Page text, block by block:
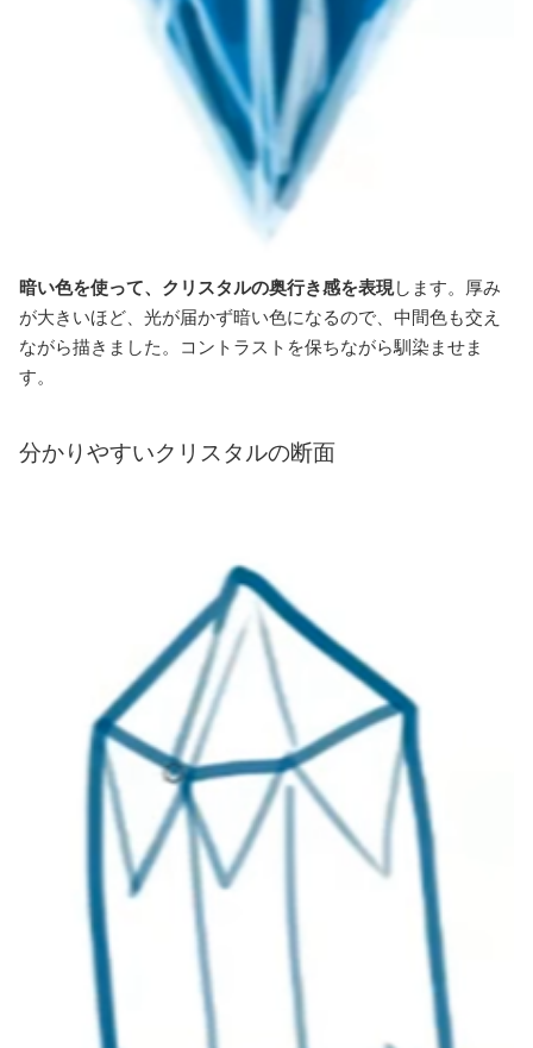
暗い色を使って、クリスタルの奥行き感を表現します。厚み
が大きいほど、光が届かず暗い色になるので、中間色も交え
ながら描きました。コントラストを保ちながら馴染ませま
す。
分かりやすいクリスタルの断面